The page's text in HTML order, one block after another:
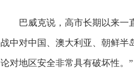
巴威克说，高市长期以来
战中对中国、澳大利亚、朝鲜半
论对地区安全非常具有破坏性。”